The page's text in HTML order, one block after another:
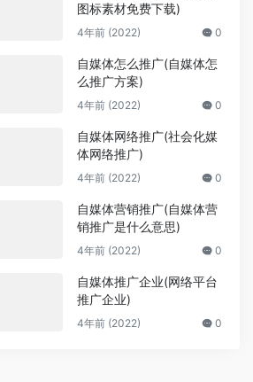
图标素材免费下载)
4年前 (2022) 0
自媒体怎么推广(自媒体怎
么推广方案)
4年前 (2022) 0
自媒体网络推广(社会化媒
体网络推广)
4年前 (2022) 0
自媒体营销推广(自媒体营
销推广是什么意思)
4年前 (2022) 0
自媒体推广企业(网络平台
推广企业)
4年前 (2022) 0